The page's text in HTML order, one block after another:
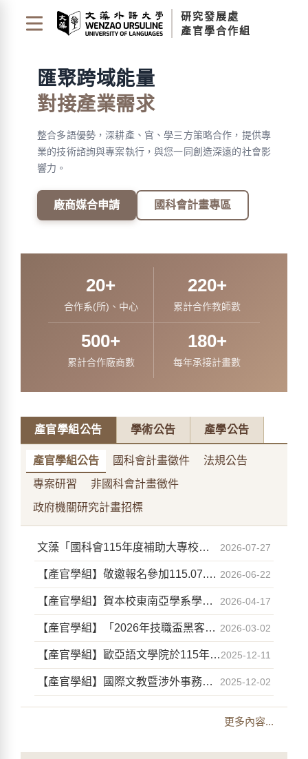
匯聚跨域能量
對接產業需求
整合多語優勢，深耕產、官、學三方策略合作，提供專
業的技術諮詢與專案執行，與您一同創造深遠的社會影
響力。
廠商媒合申請 國科會計畫專區
20+
合作系(所)、中心
220+
累計合作教師數
500+
累計合作廠商數
180+
每年承接計畫數
產官學組公告 學術公告 產學公告
產官學組公告 國科會計畫徵件
法規公告
專案研習
非國科會計畫徵件
政府機關研究計畫招標
文藻「國科會115年度補助大專校院研究獎勵」受理申請，校內申請截止時間：115年8月31日（星期一）下午5:00 2026-07-27
【產官學組】敬邀報名參加115.07.09「教師赴公民營機構專案研習-高雄洲際酒店產學交流與觀摩」 2026-06-22
【產官學組】賀本校東南亞學系學生入圍2026全國技專校院學生實務專題製作競賽暨成果展 2026-04-17
【產官學組】「2026年技職盃黑客松競賽」活動自即日起開放報名，請查照。 2026-03-02
【產官學組】歐亞語文學院於115年4月15日(三)辦理「走進御盟國際驛館:歐亞語文學院教師產業交流與觀摩之旅」專案研習，敬邀本校專任教師參加。2025-12-11
【產官學組】國際文教暨涉外事務學院於115年1月9日(五)辦理「永續與創新：在地產業文化實踐學習」專案研習，敬邀本校專任教師參加。 2025-12-02
更多內容...
研究發展處
產官學合作組